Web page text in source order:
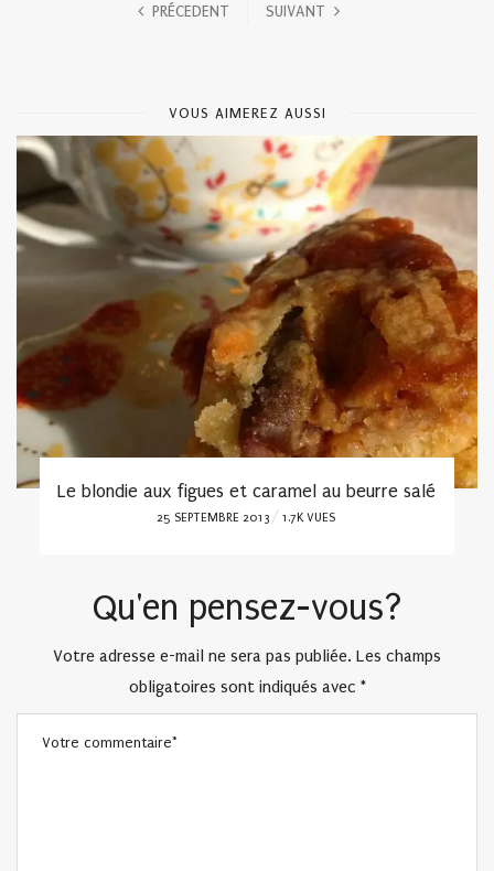
PRÉCEDENT SUIVANT
VOUS AIMEREZ AUSSI
Le blondie aux figues et caramel au beurre salé
POSTED
25 SEPTEMBRE 2013 1.7K VUES
Qu'en pensez-vous?
Votre adresse e-mail ne sera pas publiée. Les champs
obligatoires sont indiqués avec *